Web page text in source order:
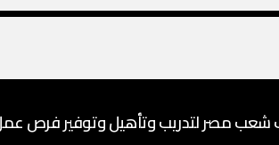
مصر لتدريب وتأهيل وتوفير فرص